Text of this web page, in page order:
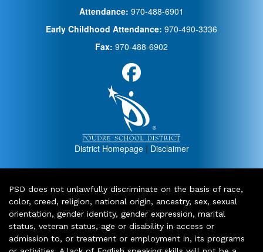
Attendance: 970-488-6901
Early Childhood Attendance: 970-490-3336
Fax: 970-488-6902
District Homepage| Disclaimer
PSD does not unlawfully discriminate on the basis of race,
color, creed, religion, national origin, ancestry, sex, sexual
orientation, gender identity, gender expression, marital
status, veteran status, age or disability in access or
admission to, or treatment or employment in, its programs